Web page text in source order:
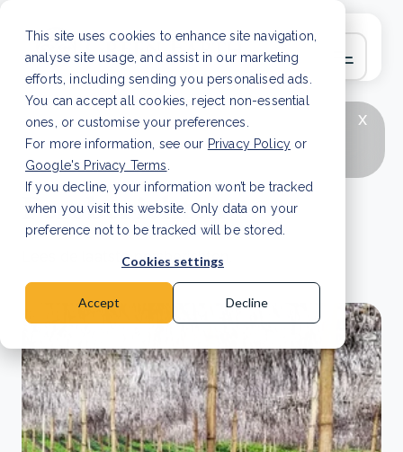
This site uses cookies to enhance site navigation,
analyse site usage, and assist in our marketing
efforts, including sending you personalised ads.
You can accept all cookies, reject non-essential
ones, or customise your preferences.
For more information, see our Privacy Policy or
Google's Privacy Terms
If you decline, your information won’t be tracked
when you visit this website. Only data on your
preference not to be tracked will be stored.
Cookies settings
Accept Decline
x
LAATSTE ARTIKEL
CSRD en uw positie als
leverancier: wat verandert er in 2026?Lees
artikel
Persberichten
Lees de laatste persberichten.